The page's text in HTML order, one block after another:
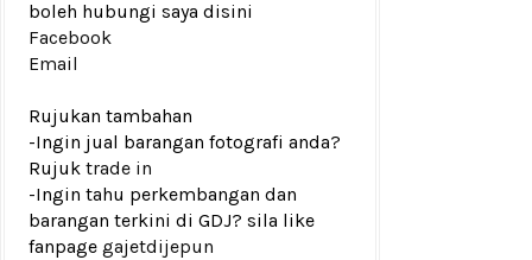
boleh hubungi saya disini
Facebook
Email
Rujukan tambahan
-Ingin jual barangan fotografi anda?
Rujuk trade in
-Ingin tahu perkembangan dan
barangan terkini di GDJ? sila like
fanpage gajetdijepun